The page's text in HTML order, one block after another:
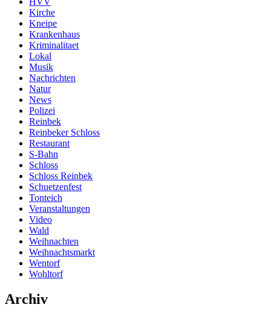
Kirche
Kneipe
Krankenhaus
Kriminalitaet
Lokal
Musik
Nachrichten
Natur
News
Polizei
Reinbek
Reinbeker Schloss
Restaurant
S-Bahn
Schloss
Schloss Reinbek
Schuetzenfest
Tonteich
Veranstaltungen
Video
Wald
Weihnachten
Weihnachtsmarkt
Wentorf
Wohltorf
Archiv